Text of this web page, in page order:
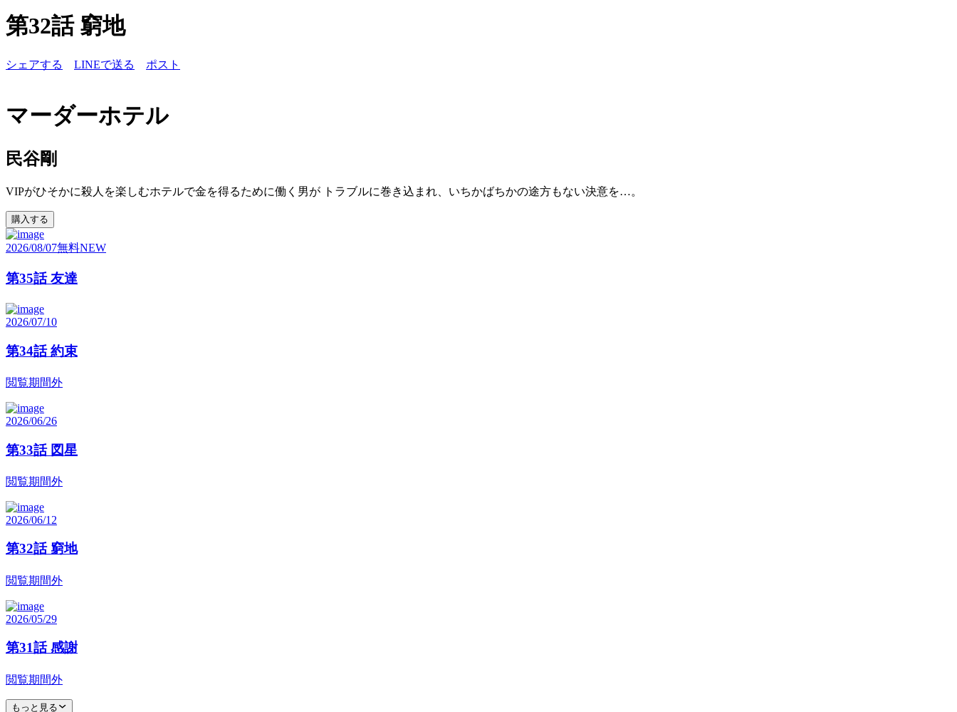
第32話 窮地
シェアする LINEで送る ポスト
マーダーホテル
民谷剛
VIPがひそかに殺人を楽しむホテルで金を得るために働く男が トラブルに巻き込まれ、いちかばちかの途方もない決意を…。
購入する
2026/08/07無料NEW
第35話 友達
2026/07/10
第34話 約束
閲覧期間外
2026/06/26
第33話 図星
閲覧期間外
2026/06/12
第32話 窮地
閲覧期間外
2026/05/29
第31話 感謝
閲覧期間外
もっと見る